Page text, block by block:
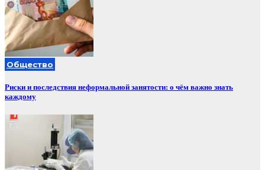
Общество
Риски и последствия неформальной занятости: о чём важно знать
каждому